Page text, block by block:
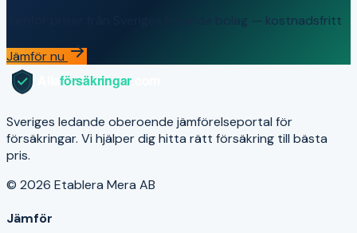
Jämför priser från Sveriges ledande bolag — kostnadsfritt
Jämför nu
Sveriges ledande oberoende jämförelseportal för
försäkringar. Vi hjälper dig hitta rätt försäkring till bästa
pris.
© 2026 Etablera Mera AB
Jämför